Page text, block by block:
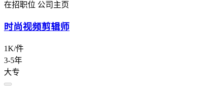
在招职位 公司主页
时尚视频剪辑师
1K/件
3-5年
大专